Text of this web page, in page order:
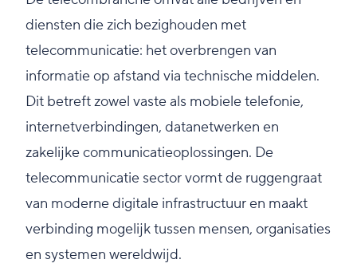
diensten die zich bezighouden met
telecommunicatie: het overbrengen van
informatie op afstand via technische middelen.
Dit betreft zowel vaste als mobiele telefonie,
internetverbindingen, datanetwerken en
zakelijke communicatieoplossingen. De
telecommunicatie sector vormt de ruggengraat
van moderne digitale infrastructuur en maakt
verbinding mogelijk tussen mensen, organisaties
en systemen wereldwijd.